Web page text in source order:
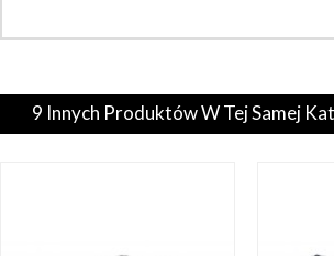
9 Innych Produktów W Tej Samej